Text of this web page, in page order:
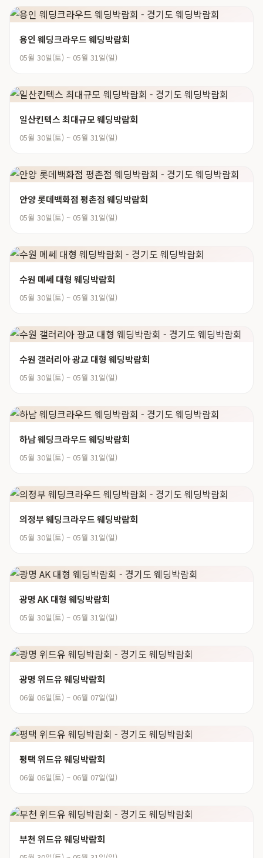
용인 웨딩크라우드 웨딩박람회
05월 30일(토) ~ 05월 31일(일)
일산킨텍스 최대규모 웨딩박람회
05월 30일(토) ~ 05월 31일(일)
안양 롯데백화점 평촌점 웨딩박람회
05월 30일(토) ~ 05월 31일(일)
수원 메쎄 대형 웨딩박람회
05월 30일(토) ~ 05월 31일(일)
수원 갤러리아 광교 대형 웨딩박람회
05월 30일(토) ~ 05월 31일(일)
하남 웨딩크라우드 웨딩박람회
05월 30일(토) ~ 05월 31일(일)
의정부 웨딩크라우드 웨딩박람회
05월 30일(토) ~ 05월 31일(일)
광명 AK 대형 웨딩박람회
05월 30일(토) ~ 05월 31일(일)
광명 위드유 웨딩박람회
06월 06일(토) ~ 06월 07일(일)
평택 위드유 웨딩박람회
06월 06일(토) ~ 06월 07일(일)
부천 위드유 웨딩박람회